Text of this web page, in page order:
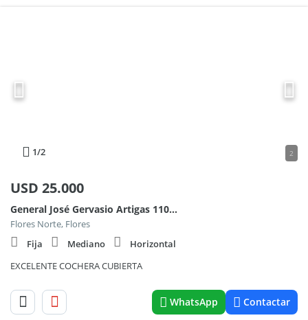
1/2 2
USD 25.000
General José Gervasio Artigas 1100, Piso PB
Flores Norte, Flores
Fija
Mediano
Horizontal
EXCELENTE COCHERA CUBIERTA
WhatsApp Contactar